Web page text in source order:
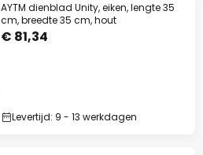
AYTM dienblad Unity, eiken, lengte 35
cm, breedte 35 cm, hout
€ 81,34
Levertijd: 9 - 13 werkdagen